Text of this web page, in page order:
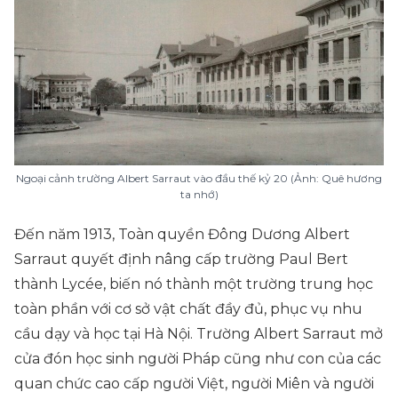
Ngoại cảnh trường Albert Sarraut vào đầu thế kỷ 20 (Ảnh: Quê hương
ta nhớ)
Đến năm 1913, Toàn quyền Đông Dương Albert
Sarraut quyết định nâng cấp trường Paul Bert
thành Lycée, biến nó thành một trường trung học
toàn phần với cơ sở vật chất đầy đủ, phục vụ nhu
cầu dạy và học tại Hà Nội. Trường Albert Sarraut mở
cửa đón học sinh người Pháp cũng như con của các
quan chức cao cấp người Việt, người Miên và người